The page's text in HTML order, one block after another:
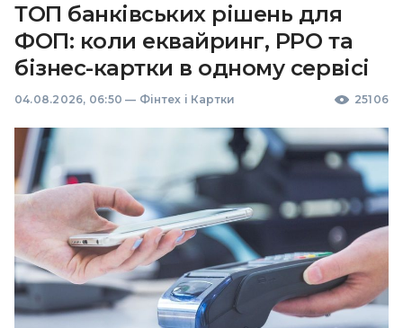
ТОП банківських рішень для
ФОП: коли еквайринг, РРО та
бізнес-картки в одному сервісі
04.08.2026, 06:50 — Фінтех і Картки 25106